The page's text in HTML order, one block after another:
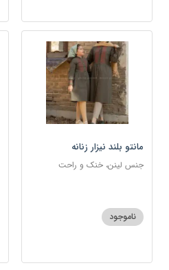
مانتو بلند نیزار زنانه
جنس لینن، خنک و راحت
ناموجود